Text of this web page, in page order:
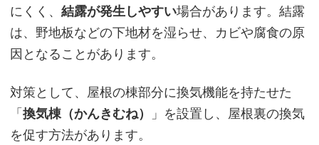
にくく、 結露が発生しやすい場合があります。結露
は、野地板などの下地材を湿らせ、カビや腐食の原
因となることがあります。
対策として、屋根の棟部分に換気機能を持たせた
「換気棟（かんきむね）
」を設置し、屋根裏の換気
を促す方法があります。